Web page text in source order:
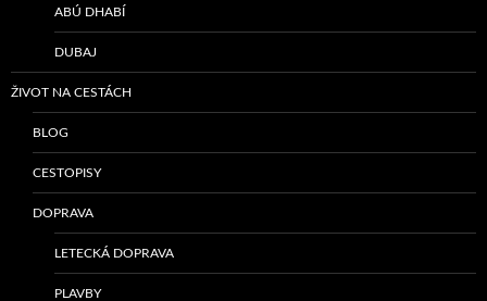
ABÚ DHABÍ
DUBAJ
ŽIVOT NA CESTÁCH
BLOG
CESTOPISY
DOPRAVA
LETECKÁ DOPRAVA
PLAVBY